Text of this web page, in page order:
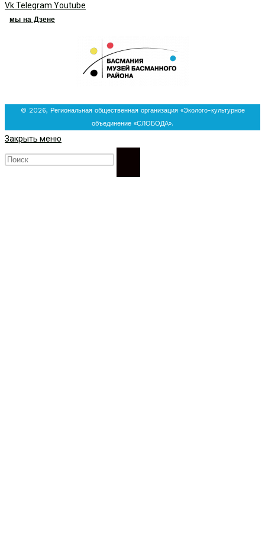
VkTelegram Youtube
мы на Дзене
© 2026, Региональная общественная организация «Эколого-культурное
объединение «СЛОБОДА».
Закрыть меню